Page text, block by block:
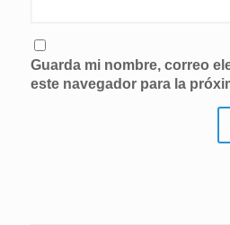
Guarda mi nombre, correo
este navegador para la